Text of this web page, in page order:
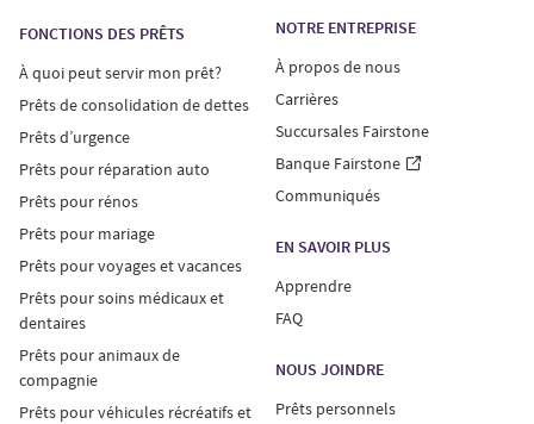
FONCTIONS DES PRÊTS
À quoi peut servir mon prêt?
Prêts de consolidation de dettes
Prêts d’urgence
Prêts pour réparation auto
Prêts pour rénos
Prêts pour mariage
Prêts pour voyages et vacances
Prêts pour soins médicaux et
dentaires
Prêts pour animaux de
compagnie
Prêts pour véhicules récréatifs et
NOTRE ENTREPRISE
À propos de nous
Carrières
Succursales Fairstone
Banque Fairstone
Communiqués
EN SAVOIR PLUS
Apprendre
FAQ
NOUS JOINDRE
Prêts personnels